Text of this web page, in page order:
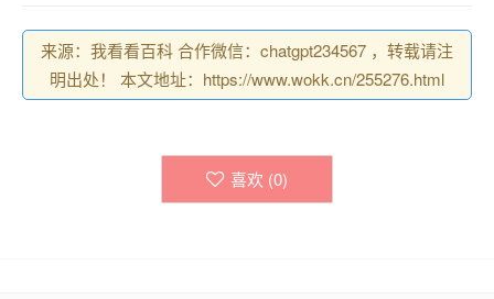
来源：我看看百科 合作微信：chatgpt234567 ，转载请注
明出处！ 本文地址：https://www.wokk.cn/255276.html
喜欢 (0)